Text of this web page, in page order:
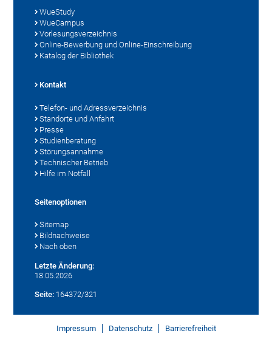
WueStudy
WueCampus
Vorlesungsverzeichnis
Online-Bewerbung und Online-Einschreibung
Katalog der Bibliothek
Kontakt
Telefon- und Adressverzeichnis
Standorte und Anfahrt
Presse
Studienberatung
Störungsannahme
Technischer Betrieb
Hilfe im Notfall
Seitenoptionen
Sitemap
Bildnachweise
Nach oben
Letzte Änderung:
18.05.2026
Seite: 164372/321
Impressum Datenschutz Barrierefreiheit